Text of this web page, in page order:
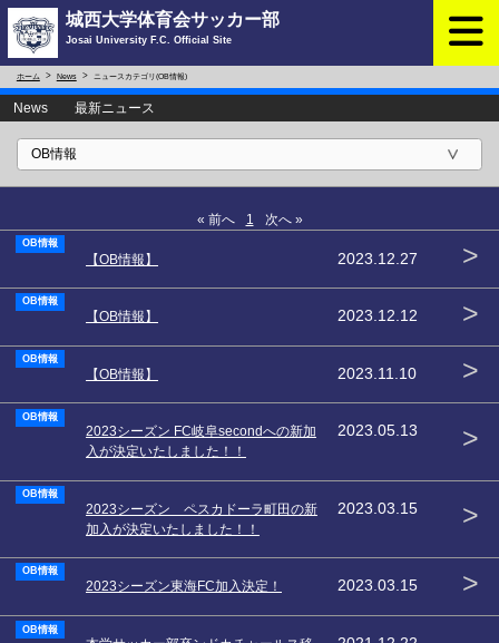
城西大学体育会サッカー部
Josai University F.C. Official Site
ホーム News ニュースカテゴリ(OB情報)
News 最新ニュース
« 前へ 1 次へ »
OB情報
【OB情報】 2023.12.27 >
OB情報
【OB情報】 2023.12.12 >
OB情報
【OB情報】 2023.11.10 >
OB情報
2023シーズン FC岐阜secondへの新加
入が決定いたしました！！
2023.05.13 >
OB情報
2023シーズン ペスカドーラ町田の新
加入が決定いたしました！！
2023.03.15 >
OB情報
2023シーズン東海FC加入決定！ 2023.03.15 >
OB情報